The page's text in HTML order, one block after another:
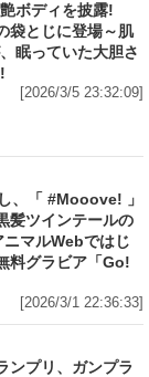
ボディを披露!
袋とじに登場～肌
眠っていた大胆さ
[2026/3/5 23:32:09]
、「 #Mooove! 」
髪ツインテールの
マルWebではじ
料グラビア「Go!
[2026/3/1 22:36:33]
ンプリ、ガンプラ